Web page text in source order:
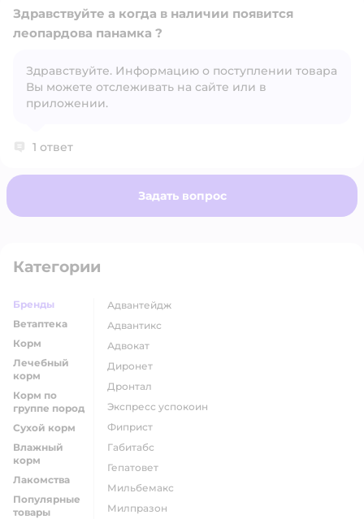
Открыть вопрос
Здравствуйте а когда в наличии появится
леопардова панамка ?
Здравствуйте. Информацию о поступлении товара
Вы можете отслеживать на сайте или в
приложении.
1 ответ
Задать вопрос
Категории
Бренды
Ветаптека
Корм
Лечебный
корм
Корм по
группе пород
Сухой корм
Влажный
корм
Лакомства
Популярные
товары
адвантейдж
адвантикс
адвокат
диронет
дронтал
экспресс успокоин
фиприст
габитабс
гепатовет
мильбемакс
милпразон